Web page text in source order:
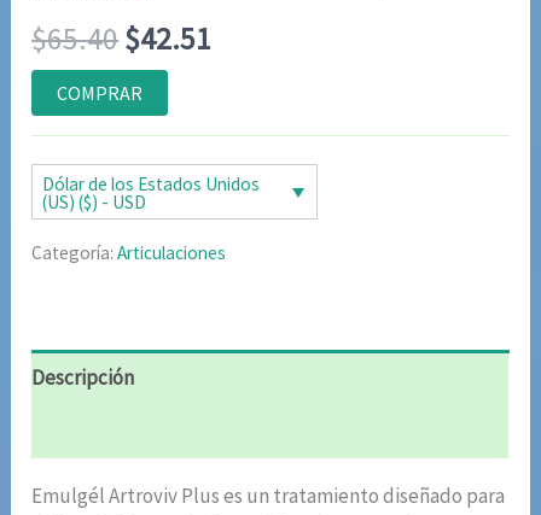
con4.60de
5 en base
a
valoraciones
de
clientes
$65.40El
precio
original
era:
$65.40.
$42.51
actual
es:
$42.51.
COMPRAR
Dólar de los Estados Unidos
(US) ($) - USD
Categoría:Articulaciones
Descripción
Emulgél Artroviv Plus es un tratamiento diseñado para